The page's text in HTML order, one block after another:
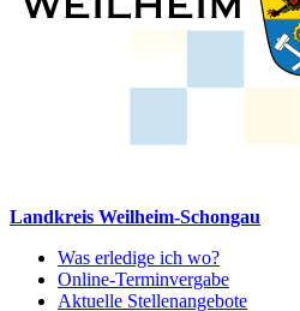
Landkreis Weilheim-Schongau
Was erledige ich wo?
Online-Terminvergabe
Aktuelle Stellenangebote